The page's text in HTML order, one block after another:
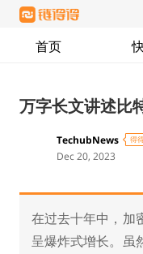
首页
万字长文讲述比
TechubNews 得
Dec 20, 2023
在过去十年中，加
呈爆炸式增长。虽